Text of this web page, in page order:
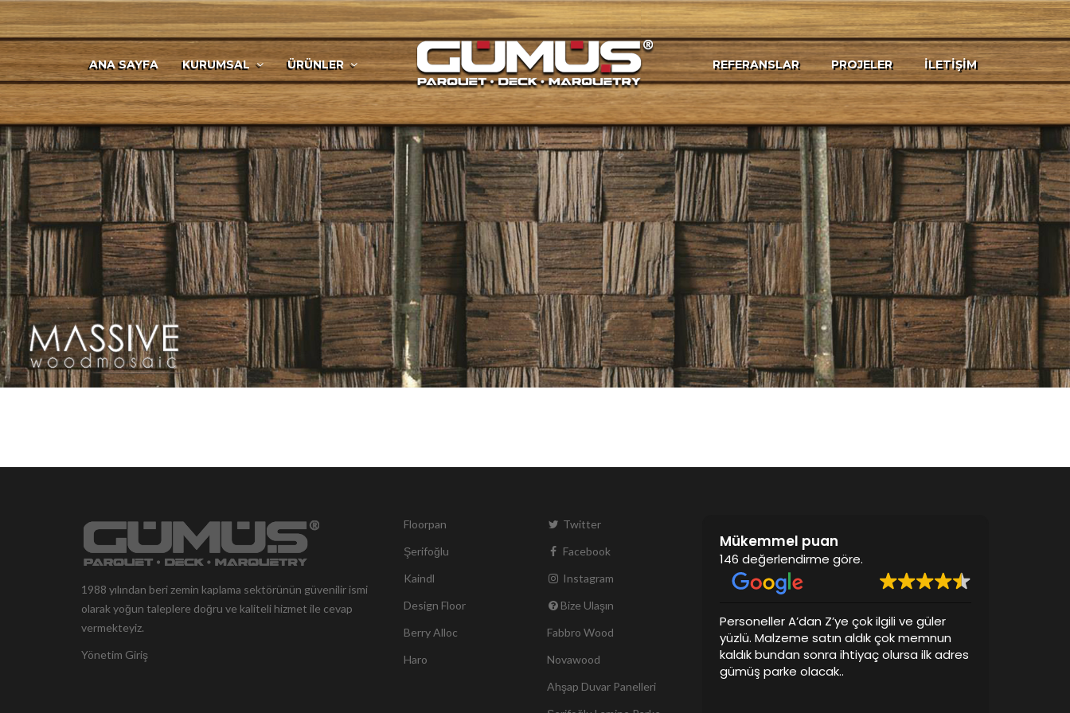
ANA SAYFA KURUMSAL ÜRÜNLER REFERANSLAR PROJELER İLETIŞIM
1988 yılından beri zemin kaplama sektörünün güvenilir ismi
olarak yoğun taleplere doğru ve kaliteli hizmet ile cevap
vermekteyiz.
Yönetim Giriş
Floorpan
Şerifoğlu
Kaindl
Design Floor
Berry Alloc
Haro
Twitter
Facebook
Instagram
Bize Ulaşın
Fabbro Wood
Novawood
Ahşap Duvar Panelleri
Mükemmel puan
146 değerlendirme göre.
Personeller A’dan Z’ye çok ilgili ve güler
yüzlü. Malzeme satın aldık çok memnun
kaldık bundan sonra ihtiyaç olursa ilk adres
gümüş parke olacak..